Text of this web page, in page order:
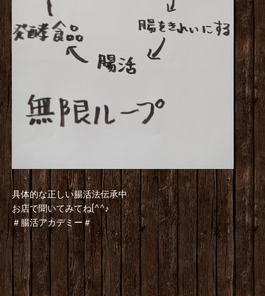
具体的な正しい腸活法伝承中
お店で聞いてみてね(^^♪
＃腸活アカデミー＃